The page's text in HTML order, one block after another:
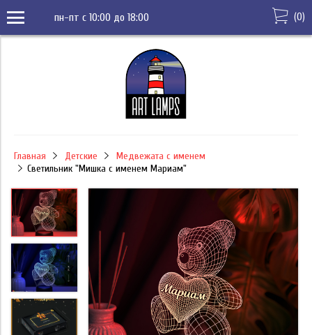
пн-пт с 10:00 до 18:00 (0)
Главная Детские
Медвежата с именем
Светильник "Мишка с именем Мариам"